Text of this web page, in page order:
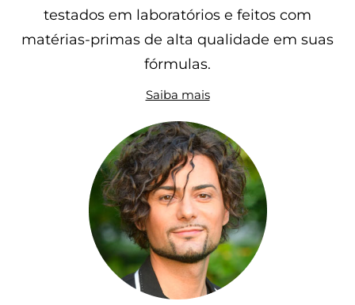
testados em laboratórios e feitos com
matérias-primas de alta qualidade em suas
fórmulas.
Saiba mais